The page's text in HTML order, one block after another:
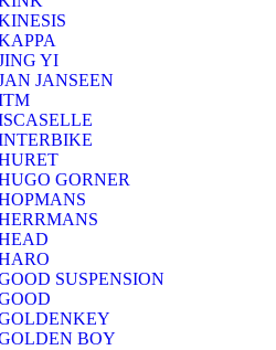
YI
JANSEEN
GORNER
SUSPENSION
BOY